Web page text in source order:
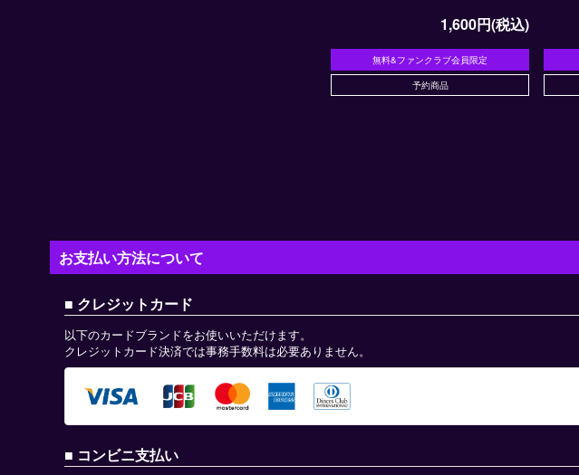
1,600円(税込)
無料&ファンクラブ会員限定
予約商品
お支払い方法について
クレジットカード
以下のカードブランドをお使いいただけます。
クレジットカード決済では事務手数料は必要ありません。
コンビニ支払い